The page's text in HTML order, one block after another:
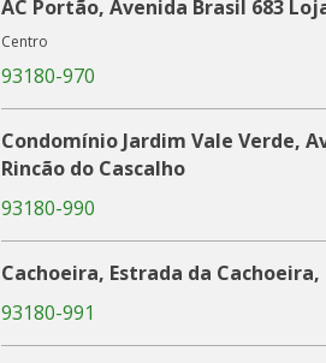
AC Portão, Avenida Brasil 683
Centro
93180-970
Condomínio Jardim Vale Verde,
Rincão do Cascalho
93180-990
Cachoeira, Estrada da
93180-991